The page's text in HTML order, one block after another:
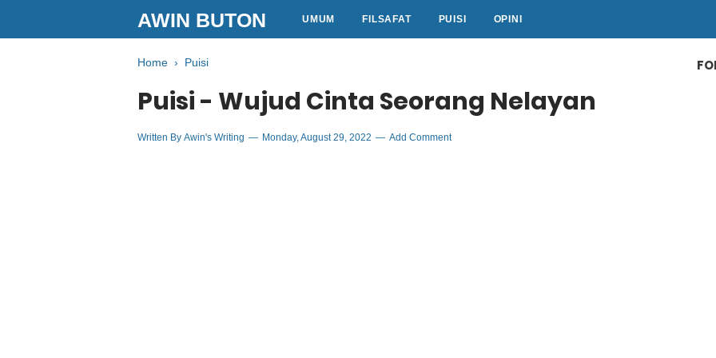
AWIN BUTON UMUM FILSAFAT PUISI OPINI
Home › Puisi
Puisi - Wujud Cinta Seorang Nelayan
Written By Awin's Writing Monday, August 29, 2022 Add Comment